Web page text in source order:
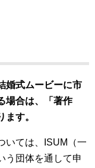
婚式ムービーに市
場合は、「著作
す。
いては、ISUM（一
う団体を通して申